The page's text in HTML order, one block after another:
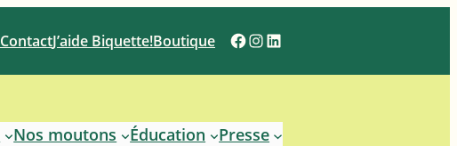
ContactJ’aide Biquette!Boutique Facebook
Instagram
LinkedIn
Nos moutons Éducation Presse